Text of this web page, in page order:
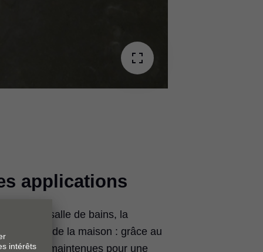
applications
la salle de bains, la
pièce de la maison : grâce au
sont maintenues pour une